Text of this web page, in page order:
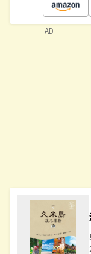
AD